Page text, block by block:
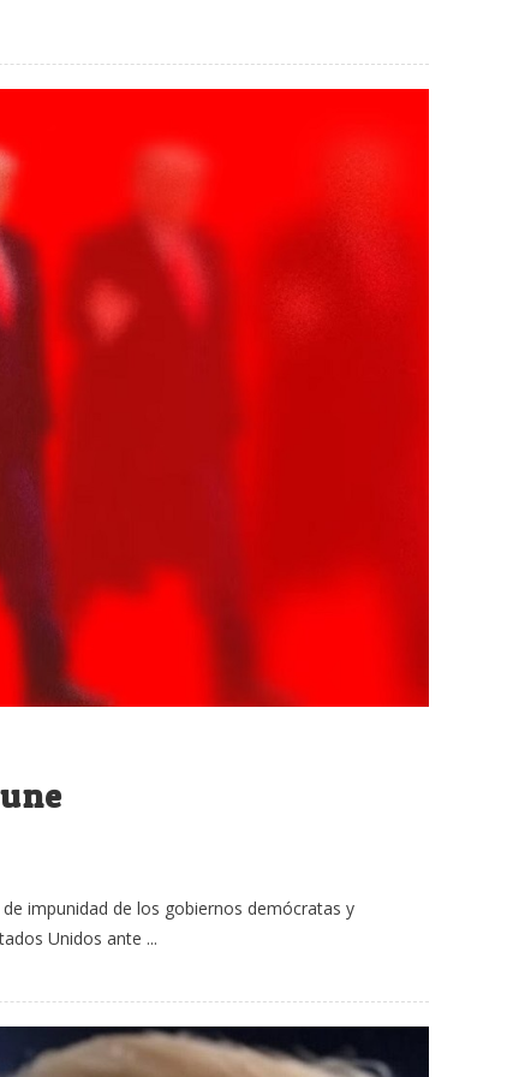
impunidad de los gobiernos demócratas y
Unidos ante ...